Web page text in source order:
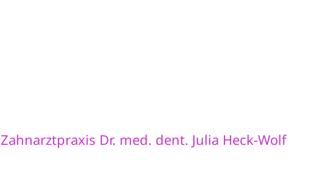
Zahnarztpraxis Dr. med. dent. Julia Heck-Wolf